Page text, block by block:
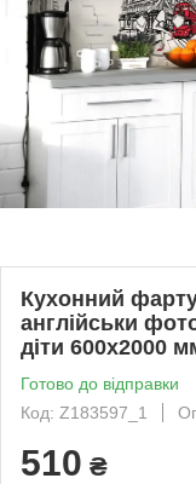
Кухонний
англійськи
діти 600х2000
Готово до відправки
Код: Z183597_1
510 ₴